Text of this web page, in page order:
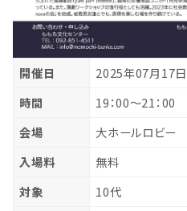
開催日
2025年07月17
時間
19：00～21：00
会場
大ホールロビー
入場料
無料
対象
10代